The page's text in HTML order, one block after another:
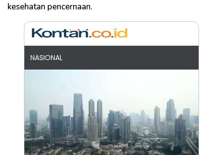
kesehatan pencernaan.
NASIONAL